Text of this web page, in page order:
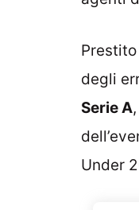
degli
Serie A
Under